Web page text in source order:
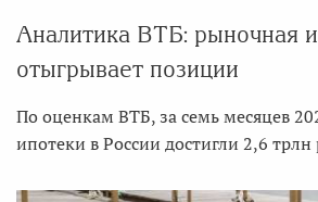
Аналитика ВТБ: рыночная
отыгрывает позиции
По оценкам ВТБ, за семь месяцев
ипотеки в России достигли 2,6 трлн